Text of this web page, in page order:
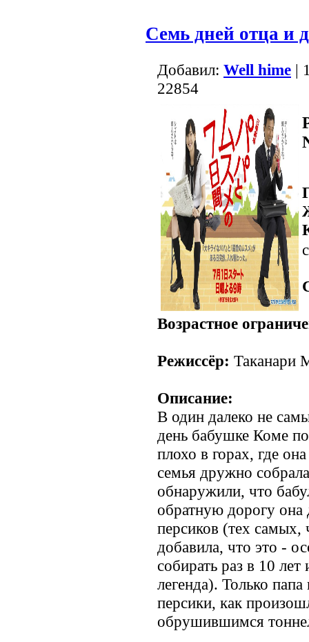
Семь дней отца и
Добавил: Well hime |
22854
Возрастное
Режиссёр: Таканари
Описание:
В один далеко не
день бабушке Коме
плохо в горах, где
семья дружно
обнаружили, что
обратную дорогу
персиков (тех самых,
добавила, что это -
собирать раз в 10
легенда). Только
персики, как
обрушившимся